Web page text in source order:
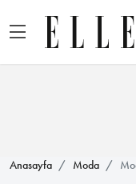
Anasayfa Moda